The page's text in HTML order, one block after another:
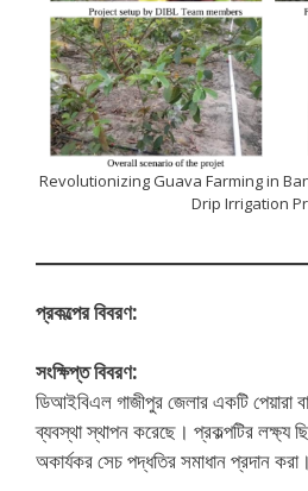
Revolutionizing Guava Farming in
Drip Irrigation
প্রকল্পের বিবরণ:
সংক্ষিপ্ত বিবরণ:
ডিআইবিএল গাজীপুর জেলার একটি পেয়ারা
ব্যবস্থা স্থাপন করেছে। প্রকল্পটির লক্ষ্য
অকার্যকর সেচ পদ্ধতির সমাধান প্রদান করা।